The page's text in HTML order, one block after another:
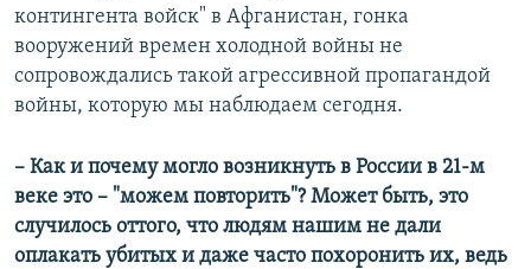
контингента войск" в Афганистан, гонка
вооружений времен холодной войны не
сопровождались такой агрессивной пропагандой
войны, которую мы наблюдаем сегодня.
– Как и почему могло возникнуть в России в 21-м
веке это – "можем повторить"? Может быть, это
случилось оттого, что людям нашим не дали
оплакать убитых и даже часто похоронить их, ведь